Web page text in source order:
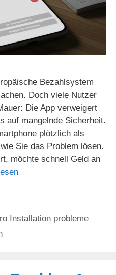
Bezahlsystem
Doch viele Nutzer
Die App verweigert
auf mangelnde Sicherheit.
plötzlich als
Sie das Problem lösen.
möchte schnell Geld an
Installation probleme